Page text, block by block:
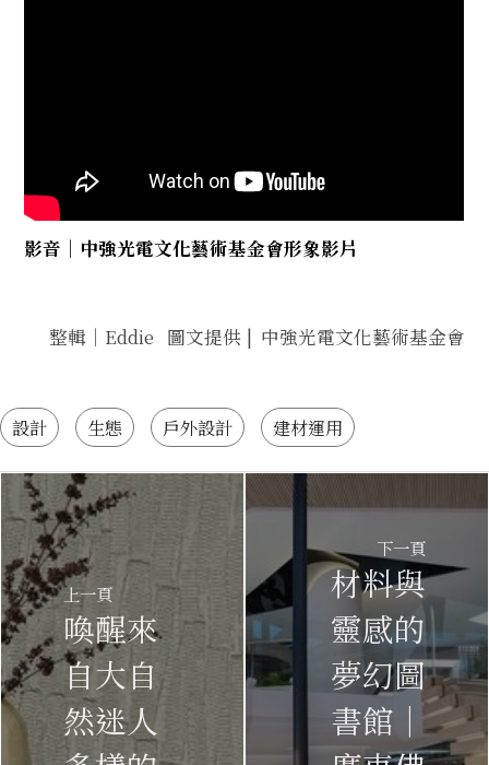
影音｜中強光電文化藝術基金會形象影片
整輯｜Eddie 圖文提供 | 中強光電文化藝術基金會
設計 生態 戶外設計 建材運用
上一頁
喚醒來
自大自
然迷人
下一頁
材料與
靈感的
夢幻圖
書館｜